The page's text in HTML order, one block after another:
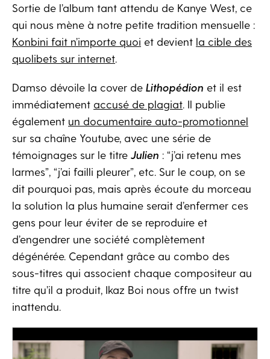
Sortie de l’album tant attendu de Kanye West, ce
qui nous mène à notre petite tradition mensuelle :
Konbini fait n’importe quoi et devient la cible des
quolibets sur internet
Damso dévoile la cover de Lithopédion et il est
immédiatement accusé de plagiat . Il publie
également un documentaire auto-promotionnel
sur sa chaîne Youtube, avec une série de
témoignages sur le titre Julien : “j’ai retenu mes
larmes”, “j’ai failli pleurer”, etc. Sur le coup, on se
dit pourquoi pas, mais après écoute du morceau
la solution la plus humaine serait d’enfermer ces
gens pour leur éviter de se reproduire et
d’engendrer une société complètement
dégénérée. Cependant grâce au combo des
sous-titres qui associent chaque compositeur au
titre qu’il a produit, Ikaz Boi nous offre un twist
inattendu.